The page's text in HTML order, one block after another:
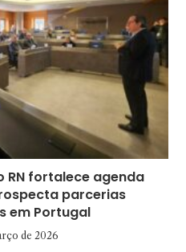
RN fortalece agenda
parcerias
em Portugal
de 2026